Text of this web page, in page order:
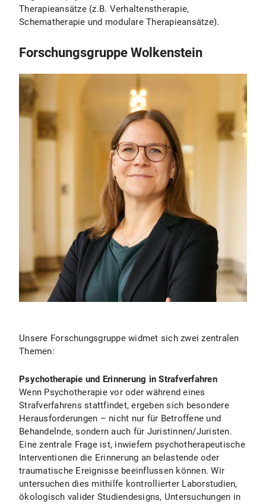
Therapieansätze (z.B. Verhaltenstherapie,
Schematherapie und modulare Therapieansätze).
Forschungsgruppe Wolkenstein
Unsere Forschungsgruppe widmet sich zwei zentralen
Themen:
Psychotherapie und Erinnerung in Strafverfahren
Wenn Psychotherapie vor oder während eines
Strafverfahrens stattfindet, ergeben sich besondere
Herausforderungen – nicht nur für Betroffene und
Behandelnde, sondern auch für Juristinnen/Juristen.
Eine zentrale Frage ist, inwiefern psychotherapeutische
Interventionen die Erinnerung an belastende oder
traumatische Ereignisse beeinflussen können. Wir
untersuchen dies mithilfe kontrollierter Laborstudien,
ökologisch valider Studiendesigns, Untersuchungen in